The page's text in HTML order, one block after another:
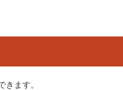
きます。